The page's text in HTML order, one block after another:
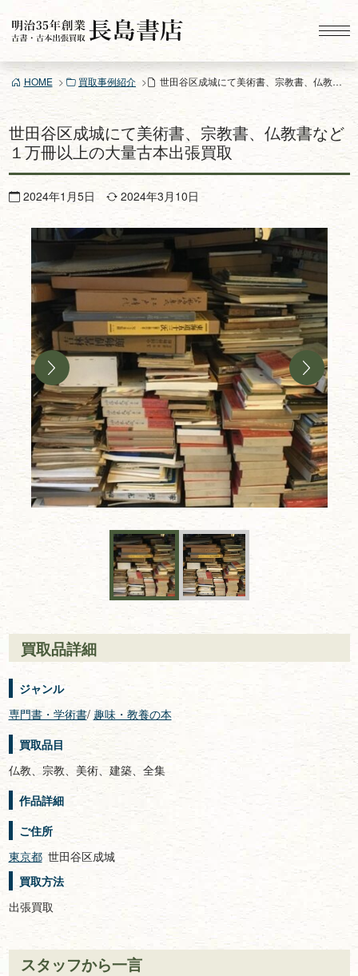
ン
ツ
ス
HOME 買取事例紹介 世田谷区成城にて美術書、宗教書、仏教書など１万冊以上の大量古本出張買取
世田谷区成城にて美術書、宗教書、仏教書など
１万冊以上の大量古本出張買取
2024年1月5日 2024年3月10日
買取品詳細
ジャンル
専門書・学術書/ 趣味・教養の本
買取品目
仏教、宗教、美術、建築、全集
作品詳細
ご住所
東京都 世田谷区成城
買取方法
出張買取
スタッフから一言